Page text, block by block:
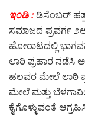
ಇಂಡಿ : ಡಿಸೆಂಬರ್
ಸಮಾಜದ ಪ್ರವರ್ಗ
ಹೋರಾಟದಲ್ಲಿ
ಲಾಠಿ ಪ್ರಹಾರ ನಡೆಸಿ
ಹಲವರ ಮೇಲೆ ಲಾಠಿ
ಮೇಲೆ ಮತ್ತು
ಕೈಗೊಳ್ಳುವಂತೆ